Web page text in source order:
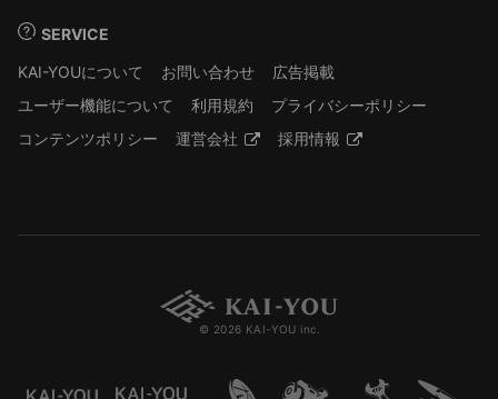
SERVICE
KAI-YOUについて
お問い合わせ
広告掲載
ユーザー機能について
利用規約
プライバシーポリシー
コンテンツポリシー
運営会社 採用情報
© 2026 KAI-YOU inc.